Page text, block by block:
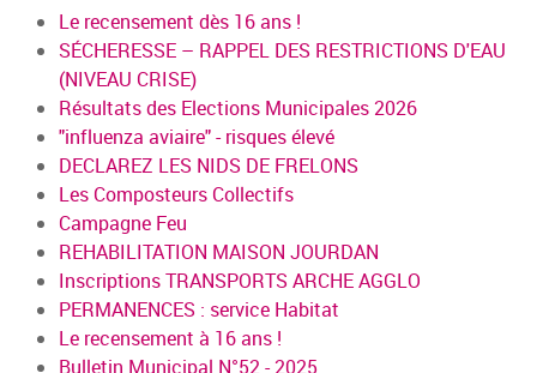
Le recensement dès 16 ans !
SÉCHERESSE – RAPPEL DES RESTRICTIONS D'EAU
(NIVEAU CRISE)
Résultats des Elections Municipales 2026
"influenza aviaire" - risques élevé
DECLAREZ LES NIDS DE FRELONS
Les Composteurs Collectifs
Campagne Feu
REHABILITATION MAISON JOURDAN
Inscriptions TRANSPORTS ARCHE AGGLO
PERMANENCES : service Habitat
Le recensement à 16 ans !
Bulletin Municipal N°52 - 2025